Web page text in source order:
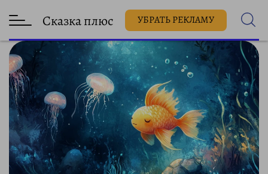
Сказка плюс УБРАТЬ РЕКЛАМУ